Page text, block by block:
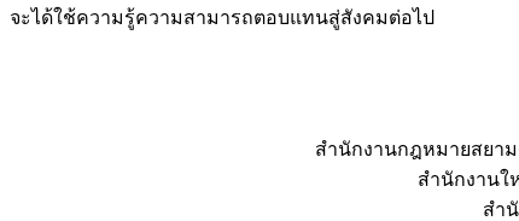
จะได้ใช้ความรู้ความสามารถตอบแทนสู่สังคมต่อไป
สำนักงานกฎหมายสยา
สำนักงานใ
สำ